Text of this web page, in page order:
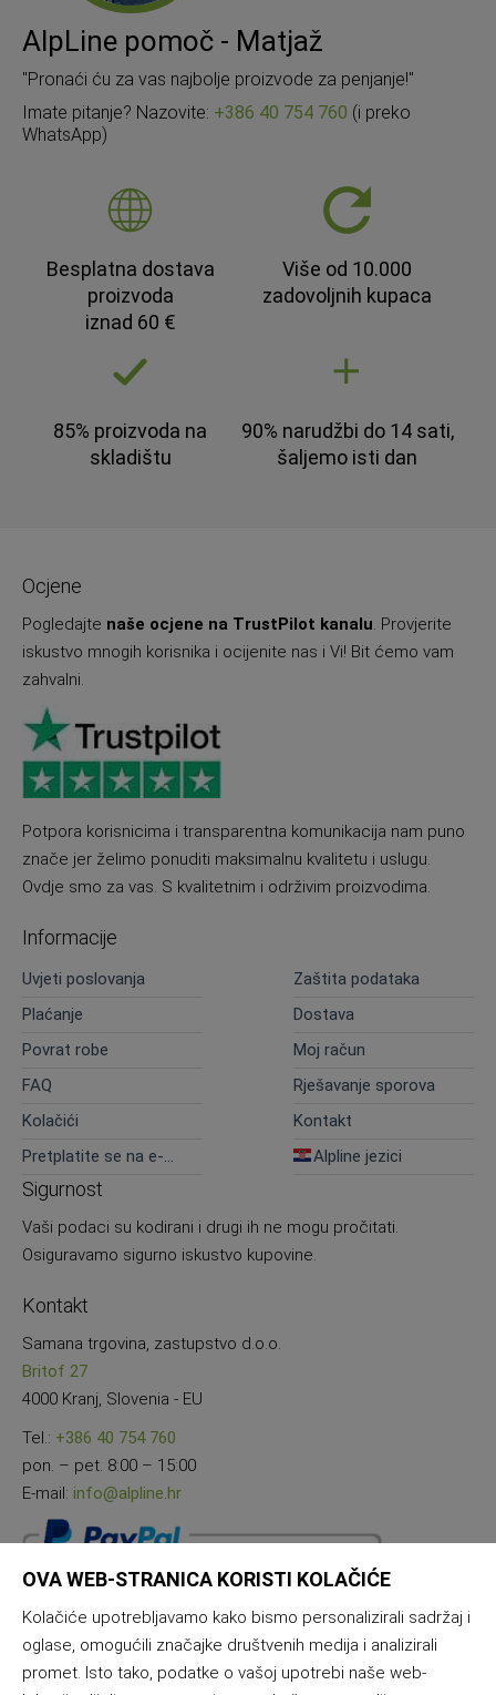
AlpLine pomoč - Matjaž
"Pronaći ću za vas najbolje proizvode za penjanje!"
Imate pitanje? Nazovite: +386 40 754 760 (i preko
WhatsApp)
Besplatna dostava
proizvoda
iznad 60 €
Više od 10.000
zadovoljnih kupaca
85% proizvoda na
skladištu
90% narudžbi do 14 sati,
šaljemo isti dan
Ocjene
Pogledajte naše ocjene na TrustPilot kanalu. Provjerite
iskustvo mnogih korisnika i ocijenite nas i Vi! Bit ćemo vam
zahvalni.
Potpora korisnicima i transparentna komunikacija nam puno
znače jer želimo ponuditi maksimalnu kvalitetu i uslugu.
Ovdje smo za vas. S kvalitetnim i održivim proizvodima.
Informacije
Uvjeti poslovanja
Zaštita podataka
Plaćanje
Dostava
Povrat robe
Moj račun
FAQ
Rješavanje sporova
Kolačići
Kontakt
Pretplatite se na e-
Alpline jezici
Sigurnost
Vaši podaci su kodirani i drugi ih ne mogu pročitati.
Osiguravamo sigurno iskustvo kupovine.
Kontakt
Samana trgovina, zastupstvo d.o.o.
Britof 27
4000 Kranj, Slovenia - EU
Tel.: +386 40 754 760
pon. – pet. 8:00 – 15:00
E-mail: info@alpline.hr
OVA WEB-STRANICA KORISTI KOLAČIĆE
Kolačiće upotrebljavamo kako bismo personalizirali sadržaj i
oglase, omogućili značajke društvenih medija i analizirali
promet. Isto tako, podatke o vašoj upotrebi naše web-